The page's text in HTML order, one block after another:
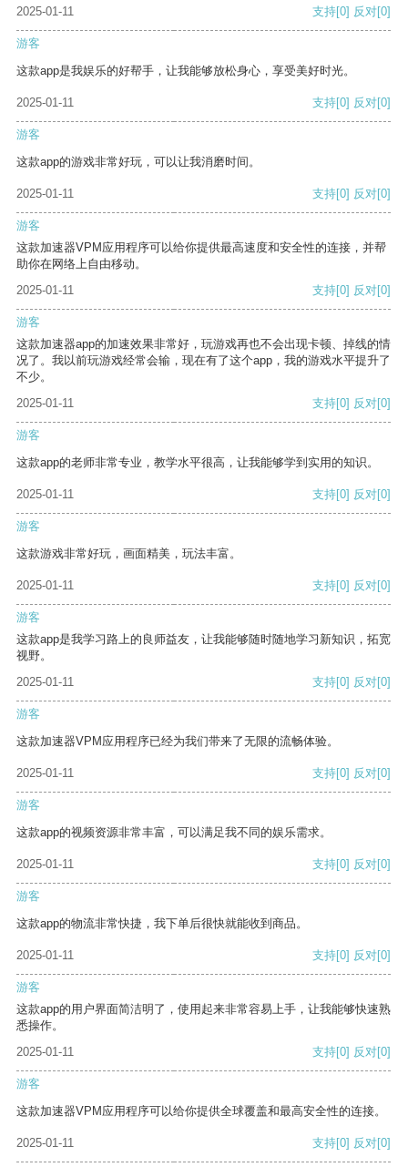
2025-01-11
支持[0] 反对[0]
游客
这款app是我娱乐的好帮手，让我能够放松身心，享受美好时光。
2025-01-11 支持[0] 反对[0]
游客
这款app的游戏非常好玩，可以让我消磨时间。
2025-01-11 支持[0] 反对[0]
游客
这款加速器VPM应用程序可以给你提供最高速度和安全性的连接，并帮
助你在网络上自由移动。
2025-01-11
支持[0] 反对[0]
游客
这款加速器app的加速效果非常好，玩游戏再也不会出现卡顿、掉线的情
况了。我以前玩游戏经常会输，现在有了这个app，我的游戏水平提升了
不少。
2025-01-11
支持[0] 反对[0]
游客
这款app的老师非常专业，教学水平很高，让我能够学到实用的知识。
2025-01-11 支持[0] 反对[0]
游客
这款游戏非常好玩，画面精美，玩法丰富。
2025-01-11 支持[0] 反对[0]
游客
这款app是我学习路上的良师益友，让我能够随时随地学习新知识，拓宽
视野。
2025-01-11
支持[0] 反对[0]
游客
这款加速器VPM应用程序已经为我们带来了无限的流畅体验。
2025-01-11 支持[0] 反对[0]
游客
这款app的视频资源非常丰富，可以满足我不同的娱乐需求。
2025-01-11 支持[0] 反对[0]
游客
这款app的物流非常快捷，我下单后很快就能收到商品。
2025-01-11 支持[0] 反对[0]
游客
这款app的用户界面简洁明了，使用起来非常容易上手，让我能够快速熟
悉操作。
2025-01-11
支持[0] 反对[0]
游客
这款加速器VPM应用程序可以给你提供全球覆盖和最高安全性的连接。
2025-01-11 支持[0] 反对[0]